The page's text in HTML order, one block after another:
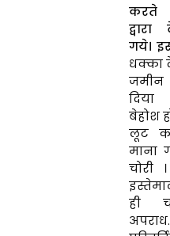
करते
गये।
धक्का
जमीन
बेहोश
लूट
माना
चोरी
ही